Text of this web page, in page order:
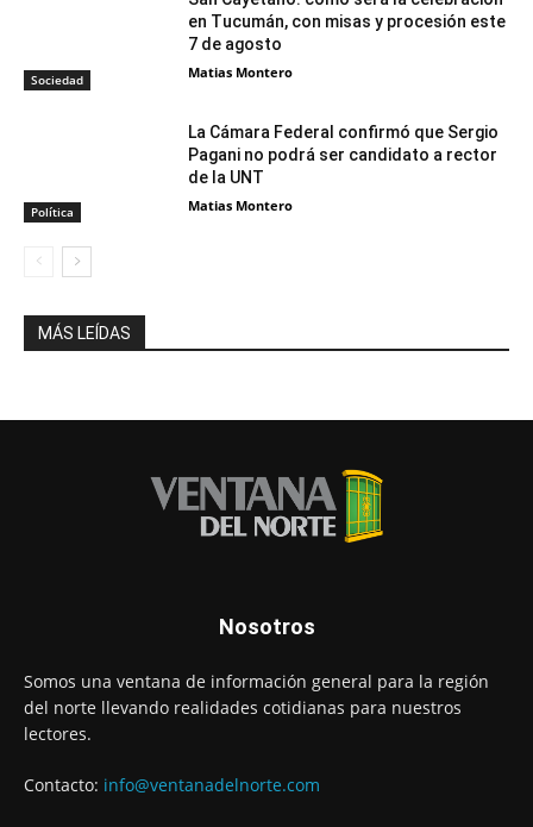
Sociedad
en Tucumán, con misas y procesión este
7 de agosto
Matias Montero
Política
La Cámara Federal confirmó que Sergio
Pagani no podrá ser candidato a rector
de la UNT
Matias Montero
MÁS LEÍDAS
Nosotros
Somos una ventana de información general para la región
del norte llevando realidades cotidianas para nuestros
lectores.
Contacto: info@ventanadelnorte.com